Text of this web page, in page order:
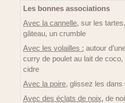
Les bonnes associations
Avec la cannelle, sur les
gâteau, un crumble
Avec les volailles : autour
curry de poulet au lait de
cidre
Avec la poire, glissez les dans
Avec des éclats de noix, de